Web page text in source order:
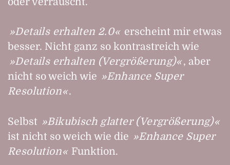
Details erhalten 2.0
erscheint mir etwas
besser. Nicht ganz so kontrastreich wie
Details erhalten (Vergrößerung)
, aber
nicht so weich wie
Enhance Super
Resolution
.
Selbst
Bikubisch glatter (Vergrößerung)
ist nicht so weich wie die
Enhance Super
Resolution
Funktion.